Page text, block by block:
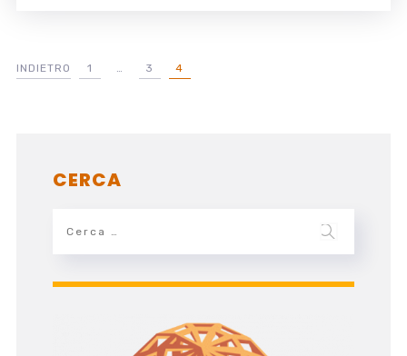
INDIETRO 1 … 3 4
CERCA